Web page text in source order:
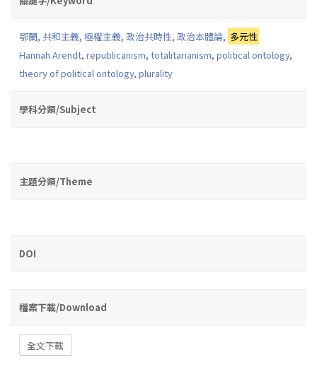
鄂蘭, 共和主義, 極權主義, 政治共時性, 政治本體論, 多元性
Hannah Arendt, republicanism, totalitarianism, political ontology,
theory of political ontology, plurality
學科分類/Subject
主題分類/Theme
DOI
檔案下載/Download
全文下載